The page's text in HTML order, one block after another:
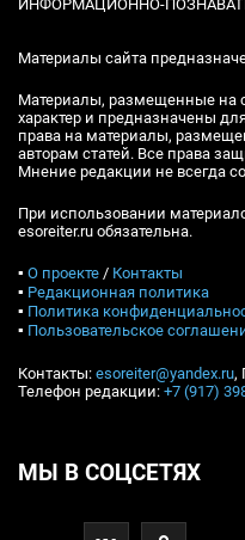
ИНФОРМАЦИОННО-
Материалы сайта
Материалы, размещенные на
характер и предназначены
права на материалы,
авторам статей. Все права
Мнение редакции не всегда
При использовании
esoreiter.ru обязательна.
▪ О проекте / Контакты
▪ Редакционная политика
▪ Политика
▪ Пользовательское
Контакты: esoreiter@yandex.ru,
Телефон редакции: +7 (917)
МЫ В СОЦСЕТЯХ